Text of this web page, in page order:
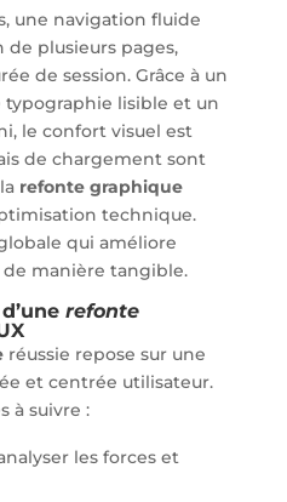
une navigation fluide
de plusieurs pages,
de session. Grâce à un
lisible et un
le confort visuel est
de chargement sont
refonte graphique
technique.
qui améliore
de manière tangible.
refonte
réussie repose sur une
et centrée utilisateur.
à suivre :
les forces et